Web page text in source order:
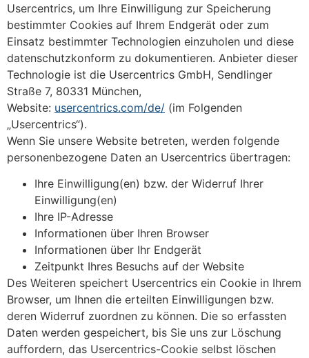
Usercentrics, um Ihre Einwilligung zur Speicherung
bestimmter Cookies auf Ihrem Endgerät oder zum
Einsatz bestimmter Technologien einzuholen und diese
datenschutzkonform zu dokumentieren. Anbieter dieser
Technologie ist die Usercentrics GmbH, Sendlinger
Straße 7, 80331 München,
Website: usercentrics.com/de/ (im Folgenden
„Usercentrics“).
Wenn Sie unsere Website betreten, werden folgende
personenbezogene Daten an Usercentrics übertragen:
Ihre Einwilligung(en) bzw. der Widerruf Ihrer
Einwilligung(en)
Ihre IP-Adresse
Informationen über Ihren Browser
Informationen über Ihr Endgerät
Zeitpunkt Ihres Besuchs auf der Website
Des Weiteren speichert Usercentrics ein Cookie in Ihrem
Browser, um Ihnen die erteilten Einwilligungen bzw.
deren Widerruf zuordnen zu können. Die so erfassten
Daten werden gespeichert, bis Sie uns zur Löschung
auffordern, das Usercentrics-Cookie selbst löschen